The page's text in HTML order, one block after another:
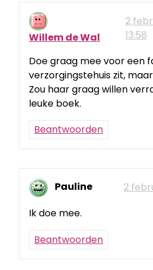
Willem de Wal
2
13:58
Doe graag mee voor een
verzorgingstehuis zit,
Zou haar graag willen
leuke boek.
Beantwoorden
Pauline
2
Ik doe mee.
Beantwoorden